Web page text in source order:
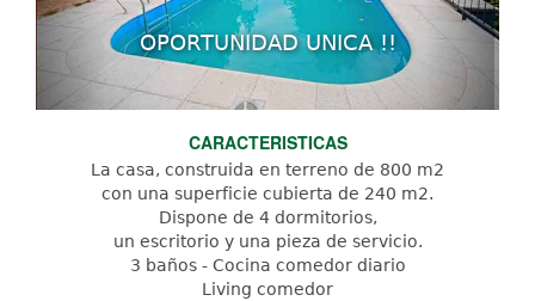
OPORTUNIDAD UNICA !!
CARACTERISTICAS
La casa, construida en terreno de 800 m2
con una superficie cubierta de 240 m2.
Dispone de 4 dormitorios,
un escritorio y una pieza de servicio.
3 baños - Cocina comedor diario
Living comedor